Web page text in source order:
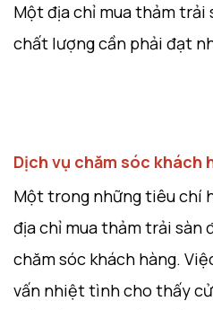
Một địa chỉ mua thảm trải
chất lượng cần phải đạt
Dịch vụ chăm sóc khách
Một trong những tiêu chí
địa chỉ mua thảm trải sàn
chăm sóc khách hàng.
vấn nhiệt tình cho thấy